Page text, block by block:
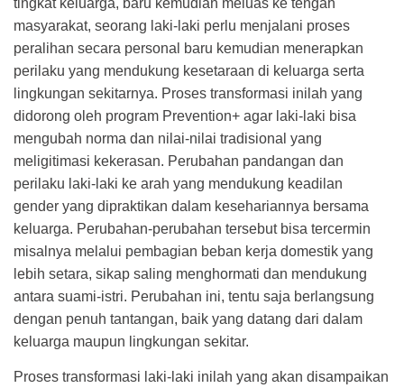
tingkat keluarga, baru kemudian meluas ke tengah
masyarakat, seorang laki-laki perlu menjalani proses
peralihan secara personal baru kemudian menerapkan
perilaku yang mendukung kesetaraan di keluarga serta
lingkungan sekitarnya. Proses transformasi inilah yang
didorong oleh program Prevention+ agar laki-laki bisa
mengubah norma dan nilai-nilai tradisional yang
meligitimasi kekerasan. Perubahan pandangan dan
perilaku laki-laki ke arah yang mendukung keadilan
gender yang dipraktikan dalam kesehariannya bersama
keluarga. Perubahan-perubahan tersebut bisa tercermin
misalnya melalui pembagian beban kerja domestik yang
lebih setara, sikap saling menghormati dan mendukung
antara suami-istri. Perubahan ini, tentu saja berlangsung
dengan penuh tantangan, baik yang datang dari dalam
keluarga maupun lingkungan sekitar.
Proses transformasi laki-laki inilah yang akan disampaikan